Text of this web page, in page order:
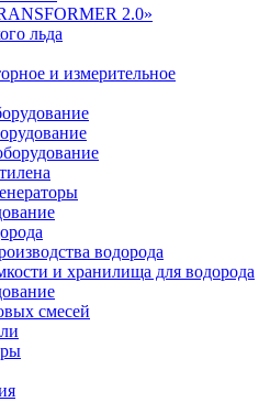
2.0»
льда
и измерительное
водорода
и хранилища для водорода
смесей